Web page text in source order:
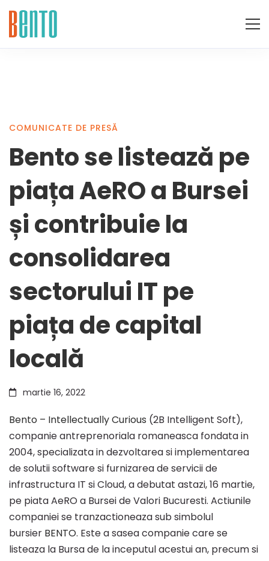
Bento
se
listează
pe
piața
AeRO
a
Bursei
și
contribuie
la
COMUNICATE DE PRESĂ
Bento se listează pe
piața AeRO a Bursei
și contribuie la
consolidarea
sectorului IT pe
piața de capital
locală
martie 16, 2022
Bento – Intellectually Curious (2B Intelligent Soft),
companie antreprenoriala romaneasca fondata in
2004, specializata in dezvoltarea si implementarea
de solutii software si furnizarea de servicii de
infrastructura IT si Cloud, a debutat astazi, 16 martie,
pe piata AeRO a Bursei de Valori Bucuresti. Actiunile
companiei se tranzactioneaza sub simbolul
bursier BENTO. Este a sasea companie care se
listeaza la Bursa de la inceputul acestui an, precum si